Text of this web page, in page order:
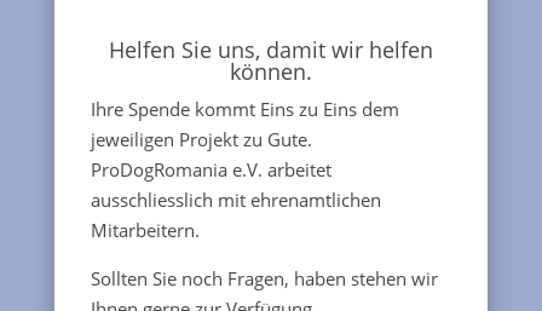
Helfen Sie uns, damit wir helfen
können.
Ihre Spende kommt Eins zu Eins dem
jeweiligen Projekt zu Gute.
ProDogRomania e.V. arbeitet
ausschliesslich mit ehrenamtlichen
Mitarbeitern.
Sollten Sie noch Fragen, haben stehen wir